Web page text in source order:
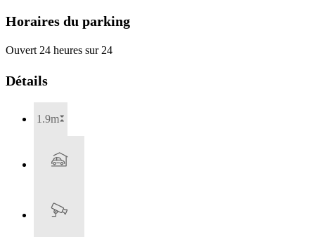
Horaires du parking
Ouvert 24 heures sur 24
Détails
1.9m